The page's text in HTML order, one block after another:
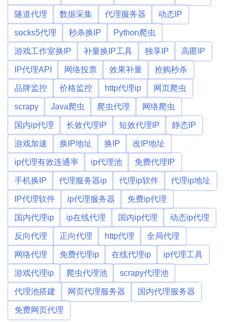
隧道代理 数据采集 代理服务器 动态IP
socks5代理 秒杀换IP Python爬虫
游戏工作室换IP 补量换IP工具 独享IP 高匿IP
IP代理API 网络投票 效果补量 抢购秒杀
品牌监控 价格监控 http代理ip 网页爬虫
scrapy Java爬虫 爬虫代理 网络爬虫
国内ip代理 长效代理IP 短效代理IP 静态IP
游戏加速 换IP地址 换IP 改IP地址
ip代理有效连通率 ip代理池 免费代理IP
手机换IP 代理服务器ip 代理ip软件 代理ip地址
IP代理软件 ip代理服务器 免费ip代理
国内代理ip ip在线代理 国内ip代理 动态ip代理
反向代理 正向代理 http代理 全局代理
网络代理 免费代理ip 在线代理ip ip代理工具
游戏代理ip 爬虫代理池 scrapy代理池
代理池搭建 网页代理服务器 国内代理服务器
免费网页代理